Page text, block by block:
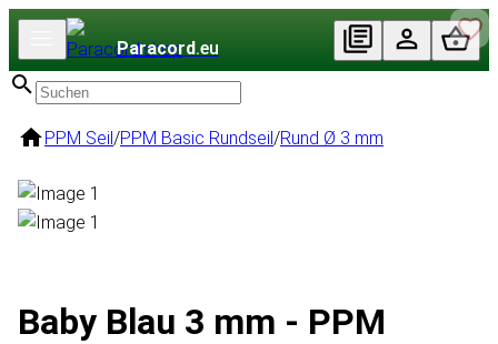
Paracord.eu
PPM Seil/PPM Basic Rundseil/Rund Ø 3 mm
Baby Blau 3 mm - PPM